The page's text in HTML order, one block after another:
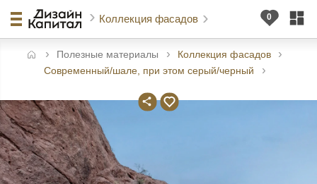
Коллекция фасадов
Полезные материалы
Коллекция фасадов
Современный/шале, при этом серый/черный